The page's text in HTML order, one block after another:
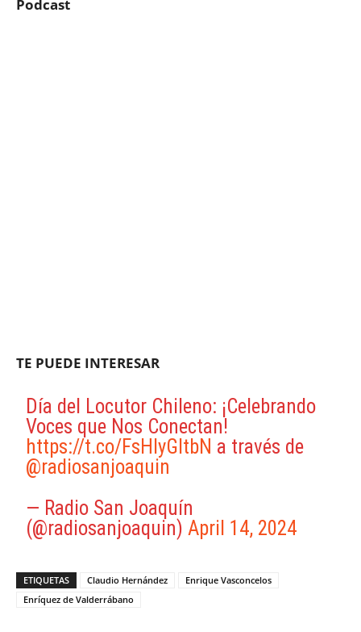
Podcast
TE PUEDE INTERESAR
Día del Locutor Chileno: ¡Celebrando
Voces que Nos Conectan!
https://t.co/FsHlyGltbN a través de
@radiosanjoaquin
— Radio San Joaquín
(@radiosanjoaquin)April 14, 2024
ETIQUETAS Claudio Hernández
Enrique Vasconcelos
Enríquez de Valderrábano